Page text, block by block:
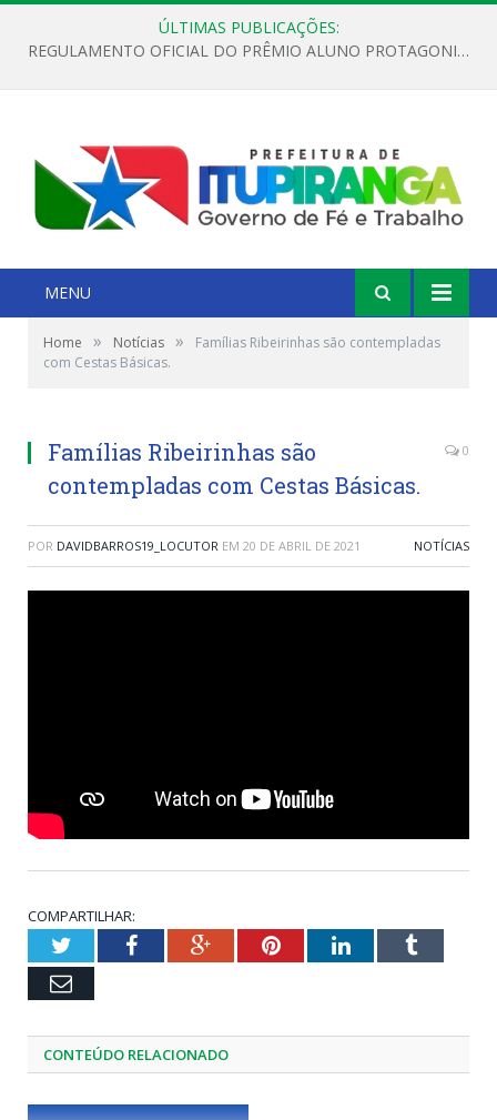
ÚLTIMAS PUBLICAÇÕES:
REGULAMENTO OFICIAL DO PRÊMIO ALUNO PROTAGONISTA – EDIÇÃO 2026
MENU
Home » Notícias »
Famílias Ribeirinhas são contempladas
com Cestas Básicas.
Famílias Ribeirinhas são
contempladas com Cestas Básicas.
0
POR DAVIDBARROS19_LOCUTOR EM 20 DE ABRIL DE 2021 NOTÍCIAS
COMPARTILHAR:
TwitterFacebookGoogle+PinterestLinkedInTumblr
Email
CONTEÚDO RELACIONADO